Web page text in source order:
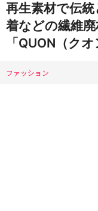
再生素材で伝
着などの繊維
「QUON（ク
ファッション